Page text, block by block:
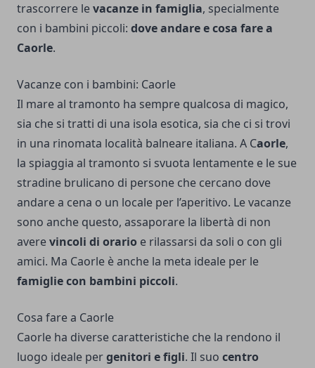
trascorrere levacanze in famiglia, specialmente
con i bambini piccoli: dove andare e cosa fare a
Caorle.
Vacanze con i bambini: Caorle
Il mare al tramonto ha sempre qualcosa di magico,
sia che si tratti di una isola esotica, sia che ci si trovi
in una rinomata località balneare italiana. A Caorle,
la spiaggia al tramonto si svuota lentamente e le sue
stradine brulicano di persone che cercano dove
andare a cena o un locale per l’aperitivo. Le vacanze
sono anche questo, assaporare la libertà di non
averevincoli di orario e rilassarsi da soli o con gli
amici. Ma Caorle è anche la meta ideale per le
famiglie con bambini piccoli.
Cosa fare a Caorle
Caorle ha diverse caratteristiche che la rendono il
luogo ideale pergenitori e figli. Il suo centro